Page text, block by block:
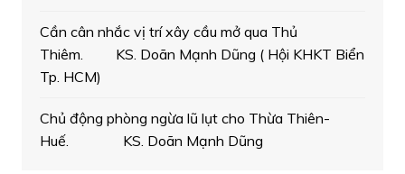
Cần cân nhắc vị trí xây cầu mở qua Thủ
Thiêm. KS. Doãn Mạnh Dũng ( Hội KHKT Biển
Tp. HCM)
Chủ động phòng ngừa lũ lụt cho Thừa Thiên-
Huế. KS. Doãn Mạnh Dũng